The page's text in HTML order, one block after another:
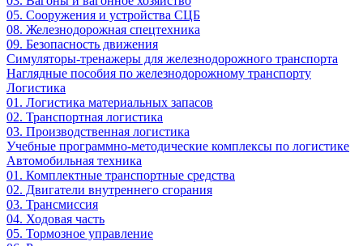
05. Сооружения и устройства СЦБ
08. Железнодорожная спецтехника
09. Безопасность движения
Симуляторы-тренажеры для железнодорожного транспорта
Наглядные пособия по железнодорожному транспорту
Логистика
01. Логистика материальных запасов
02. Транспортная логистика
03. Производственная логистика
Учебные программно-методические комплексы по логистике
Автомобильная техника
01. Комплектные транспортные средства
02. Двигатели внутреннего сгорания
03. Трансмиссия
04. Ходовая часть
05. Тормозное управление